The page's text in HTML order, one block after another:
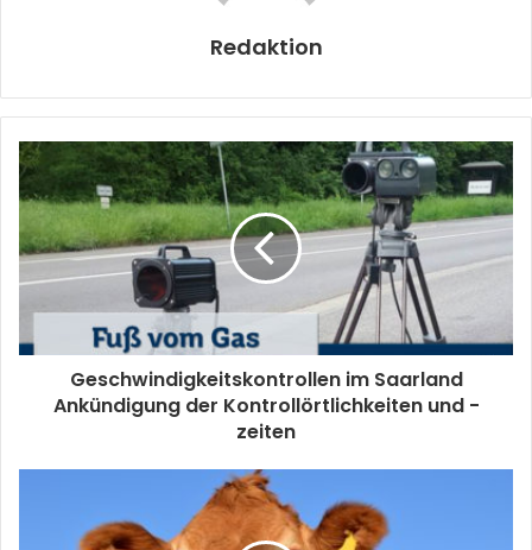
Redaktion
Geschwindigkeitskontrollen im Saarland
Ankündigung der Kontrollörtlichkeiten und -
zeiten